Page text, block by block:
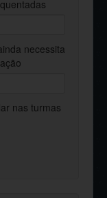
necessita
nas turmas